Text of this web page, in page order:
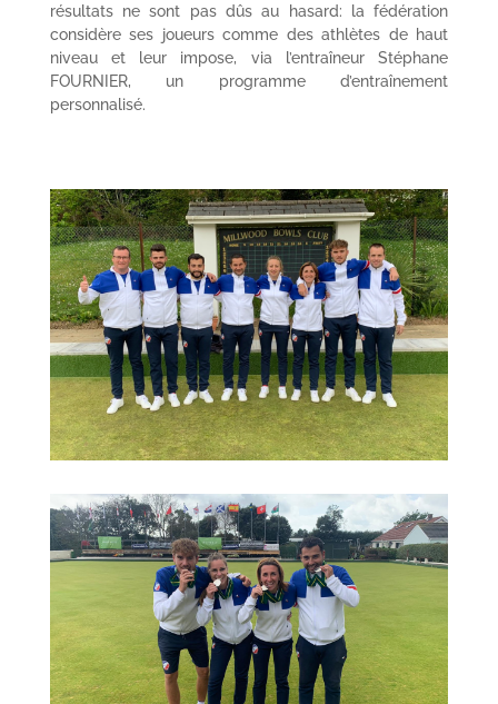
résultats ne sont pas dûs au hasard: la fédération
considère ses joueurs comme des athlètes de haut
niveau et leur impose, via l’entraîneur Stéphane
FOURNIER, un programme d’entraînement
personnalisé.